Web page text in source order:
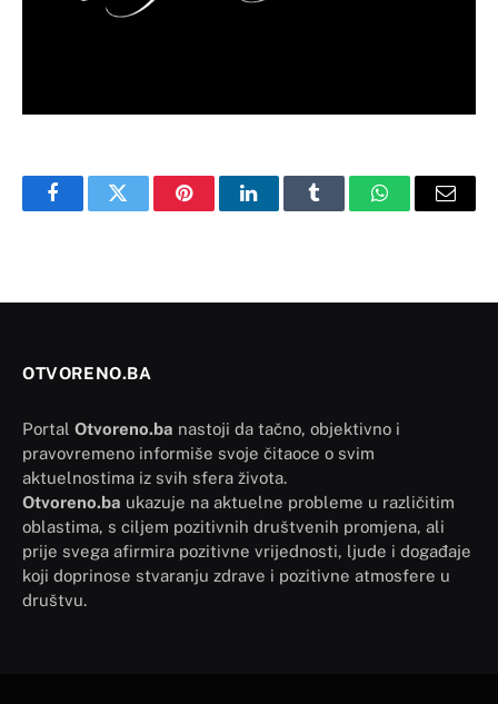
FacebookTwitter PinterestLinkedInTumblr WhatsAppEmail
OTVORENO.BA
Portal Otvoreno.ba nastoji da tačno, objektivno i
pravovremeno informiše svoje čitaoce o svim
aktuelnostima iz svih sfera života.
Otvoreno.ba ukazuje na aktuelne probleme u različitim
oblastima, s ciljem pozitivnih društvenih promjena, ali
prije svega afirmira pozitivne vrijednosti, ljude i događaje
koji doprinose stvaranju zdrave i pozitivne atmosfere u
društvu.